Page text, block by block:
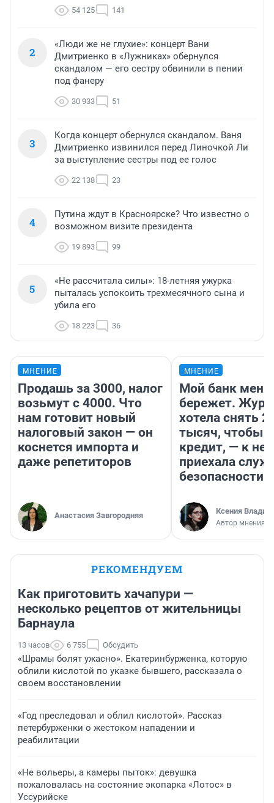
54 125 141
2
«Люди же не глухие»: концерт Вани
Дмитриенко в «Лужниках» обернулся
скандалом — его сестру обвинили в пении
под фанеру
30 933 51
3
Когда концерт обернулся скандалом. Ваня
Дмитриенко извинился перед Линочкой Ли
за выступление сестры под ее голос
22 138 23
4
Путина ждут в Красноярске? Что известно о
возможном визите президента
19 893 99
5
«Не рассчитала силы»: 18-летняя ужурка
пыталась успокоить трехмесячного сына и
убила его
18 223 36
МНЕНИЕ
Продашь за 3000, налог
возьмут с 4000. Что
нам готовит новый
налоговый закон — он
коснется импорта и
даже репетиторов
Анастасия Завгородняя
МНЕНИЕ
Мой банк меня
бережет.
хотела снять
тысяч, чтобы
кредит, — к
приехала
безопасности
Ксения
Автор мнения
РЕКОМЕНДУЕМ
Как приготовить хачапури —
несколько рецептов от жительницы
Барнаула
13 часов 6 755 Обсудить
«Шрамы болят ужасно». Екатеринбурженка, которую
облили кислотой по указке бывшего, рассказала о
своем восстановлении
«Год преследовал и облил кислотой». Рассказ
петербурженки о жестоком нападении и
реабилитации
«Не вольеры, а камеры пыток»: девушка
пожаловалась на состояние экопарка «Лотос» в
Уссурийске